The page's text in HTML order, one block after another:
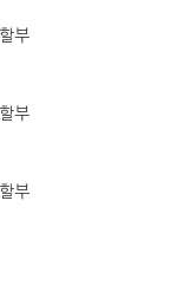
부
부
부